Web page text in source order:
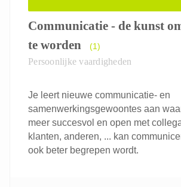
Communicatie - de kunst
te worden
(1)
Persoonlijke vaardigheden
Je leert nieuwe communicatie- en
samenwerkingsgewoontes aan
meer succesvol en open met
klanten, anderen, ... kan
ook beter begrepen wordt.